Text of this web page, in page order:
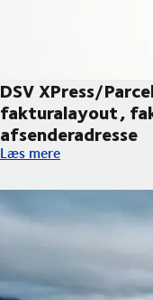
DSV XPress/
fakturalayout,
afsenderadresse
DSV XPress/Parcel
Læs mere